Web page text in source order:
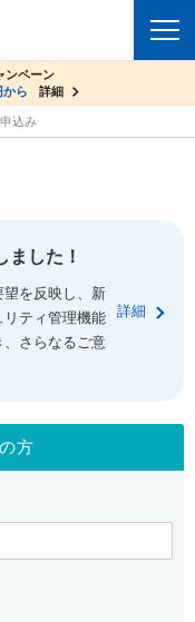
希望の方
応援キャンペーン
細
ンペーン
ら 詳細
込み
した！
望を反映し、新
リティ管理機能
、さらなるご意
詳細
方